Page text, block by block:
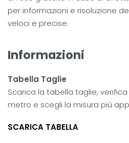
per informazioni e risoluzione
veloci e precise.
Informazioni
Tabella Taglie
Scarica la tabella taglie,
metro e scegli la misura più
SCARICA TABELLA